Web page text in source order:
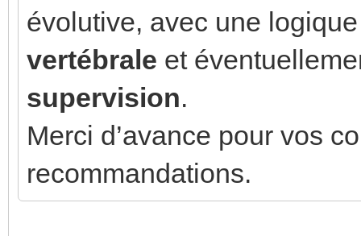
évolutive, avec une
vertébrale et
supervision.
Merci d’avance pour vos
recommandations.